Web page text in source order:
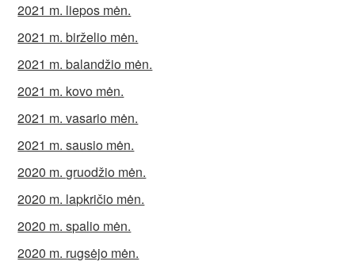
2021 m. liepos mėn.
2021 m. birželio mėn.
2021 m. balandžio mėn.
2021 m. kovo mėn.
2021 m. vasario mėn.
2021 m. sausio mėn.
2020 m. gruodžio mėn.
2020 m. lapkričio mėn.
2020 m. spalio mėn.
2020 m. rugsėjo mėn.